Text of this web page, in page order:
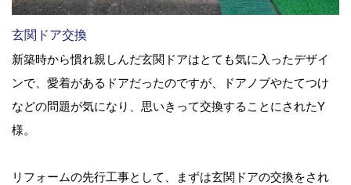
玄関ドア交換
新築時から慣れ親しんだ玄関ドアはとても気に入ったデザイ
ンで、愛着があるドアだったのですが、ドアノブやたてつけ
などの問題が気になり、思いきって交換することにされたY
様。
リフォームの先行工事として、まずは玄関ドアの交換をされ